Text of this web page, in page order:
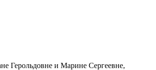
Герольдовне и Марине Сергеевне,